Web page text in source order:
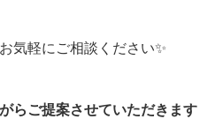
気軽にご相談ください✨
らご提案させていただきます